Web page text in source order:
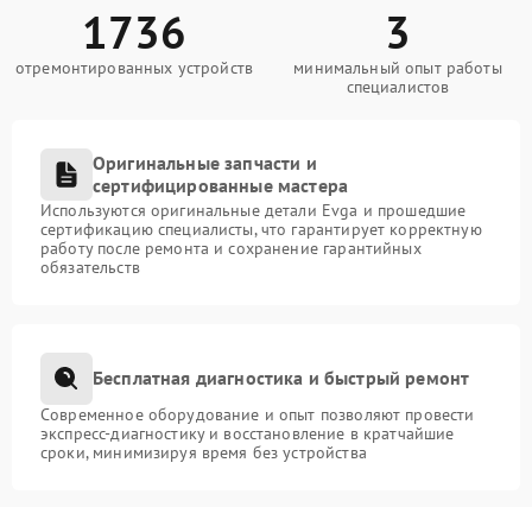
1736
отремонтированных устройств
3
минимальный опыт работы
специалистов
Оригинальные запчасти и
сертифицированные мастера
Используются оригинальные детали Evga и прошедшие
сертификацию специалисты, что гарантирует корректную
работу после ремонта и сохранение гарантийных
обязательств
Бесплатная диагностика и быстрый ремонт
Современное оборудование и опыт позволяют провести
экспресс-диагностику и восстановление в кратчайшие
сроки, минимизируя время без устройства